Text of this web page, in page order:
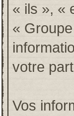
« ils », «
«
votre
Vos